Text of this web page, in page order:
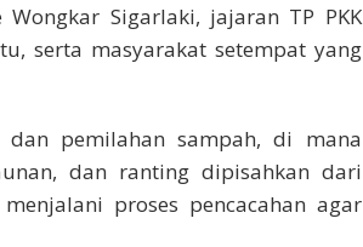
Sigarlaki, jajaran TP PKK
serta masyarakat setempat yang
pemilahan sampah, di mana
dan ranting dipisahkan dari
proses pencacahan agar